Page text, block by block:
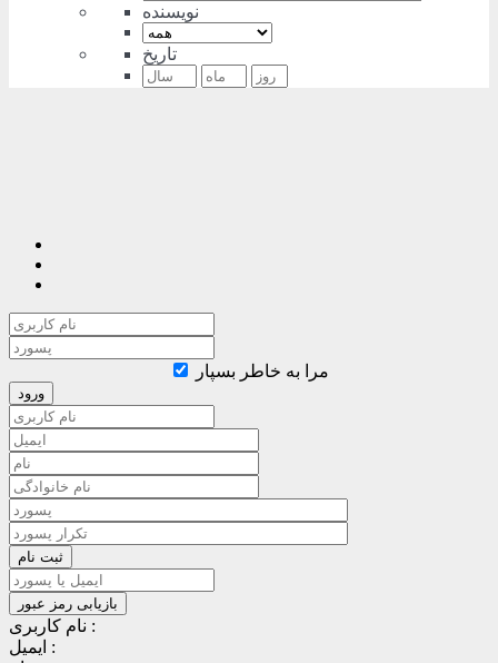
نویسنده
تاریخ
مرا به خاطر بسپار
نام کاربری :
ایمیل :